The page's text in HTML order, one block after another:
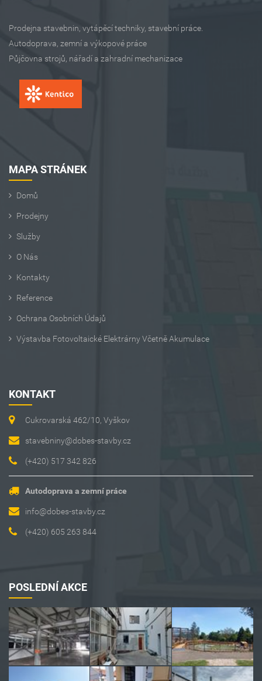
Prodejna stavebnin, vytápěcí techniky, stavební práce.
Autodoprava, zemní a výkopové práce
Půjčovna strojů, nářadí a zahradní mechanizace
MAPA STRÁNEK
Domů
Prodejny
Služby
O Nás
Kontakty
Reference
Ochrana Osobních Údajů
Výstavba Fotovoltaické Elektrárny Včetně Akumulace
KONTAKT
Cukrovarská 462/10, Vyškov
stavebniny@dobes-stavby.cz
(+420) 517 342 826
Autodoprava a zemní práce
info@dobes-stavby.cz
(+420) 605 263 844
POSLEDNÍ AKCE